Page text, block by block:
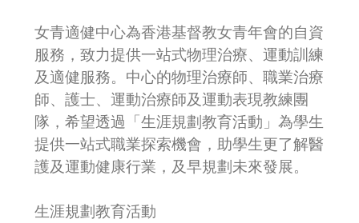
女青適健中心為香港基督教女青年會的自資
服務，致力提供一站式物理治療、運動訓練
及適健服務。中心的物理治療師、職業治療
師、護士、運動治療師及運動表現教練團
隊，希望透過「生涯規劃教育活動」為學生
提供一站式職業探索機會，助學生更了解醫
護及運動健康行業，及早規劃未來發展。
生涯規劃教育活動